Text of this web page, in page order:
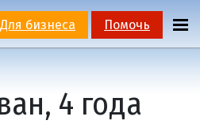
Для бизнеса Помочь
4 года